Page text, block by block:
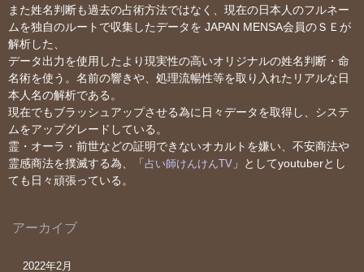
また姓名判断も過去の占術方法ではなく、現在の日本人のフルネー
ムを独自のルートで収集したデータを JAPAN MENSA会員のＳＥが
解析した、
データ出力を使用したより現実性の高いオリジナルの姓名判断・命
名術を使う。名前の響きや、処理流暢性等を取り入れたリアルな日
本人名の解析である。
現在でもブラッシュアップさせる為に日々データを取得し、システ
ムをアップグレードしている。
霊・オーラ・前世などの証明できないオカルトを嫌い、不安商法や
霊感商法を撲滅する為、「 占い師けんけんTV 」としてyoutuberとし
ても日々頑張っている。
アーカイブ
2022年2月